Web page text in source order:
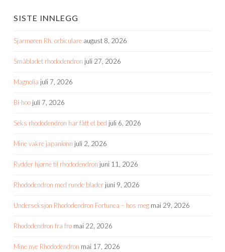
SISTE INNLEGG
Sjarmøren Rh. orbiculare august 8, 2026
Småbladet rhododendron juli 27, 2026
Magnolia juli 7, 2026
Bi-hoo juli 7, 2026
Seks rhododendron har fått et bed juli 6, 2026
Mine vakre japanlønn juli 2, 2026
Rydder hjørne til rhododendron juni 11, 2026
Rhododendron med runde blader juni 9, 2026
Underseksjon Rhododendron Fortunea – hos meg mai 29, 2026
Rhododendron fra frø mai 22, 2026
Mine nye Rhododendron mai 17, 2026